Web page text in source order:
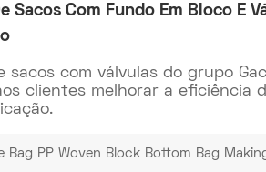
Sacos Com Fundo Em Bloco E
sacos com válvulas do grupo
clientes melhorar a eficiência
Bag PP Woven Block Bottom Bag